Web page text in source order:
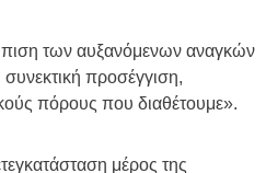
των αυξανόμενων αναγκών
προσέγγιση,
πόρους που διαθέτουμε».
μέρος της